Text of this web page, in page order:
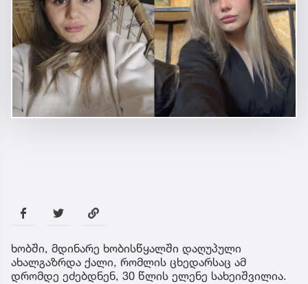
ხობში, მდინარე ხობისწყალში დაღუპული
ახალგაზრდა ქალი, რომლის ცხედარსაც ამ
დრომდე ეძებდნენ, 30 წლის ელენე სახეიშვილია.